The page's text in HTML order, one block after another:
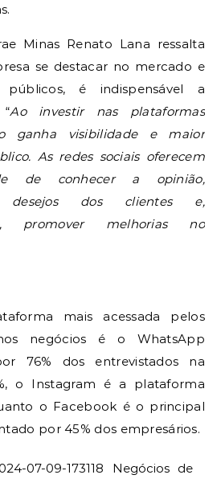
Minas Renato Lana ressalta
se destacar no mercado e
públicos, é indispensável a
Ao investir nas plataformas
ganha visibilidade e maior
As redes sociais oferecem
de conhecer a opinião,
desejos dos clientes e,
promover melhorias no
mais acessada pelos
negócios é o WhatsApp
76% dos entrevistados na
o Instagram é a plataforma
o Facebook é o principal
por 45% dos empresários.